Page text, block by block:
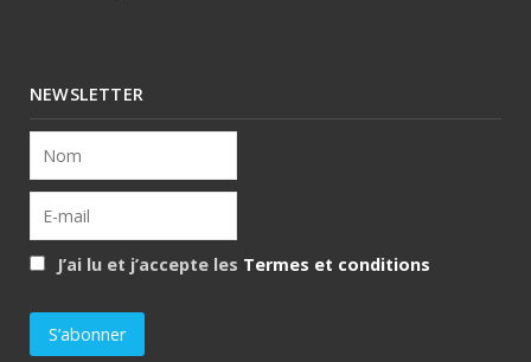
NEWSLETTER
J’ai lu et j’accepte les Termes et conditions